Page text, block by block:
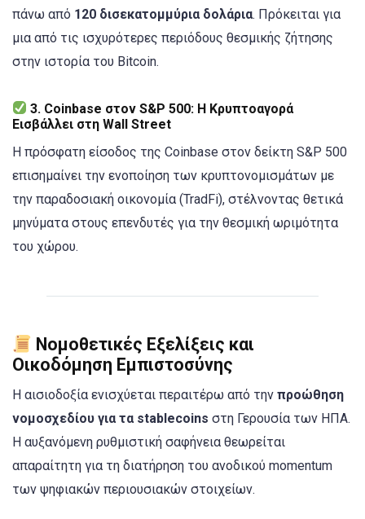
πάνω από 120 δισεκατομμύρια δολάρια. Πρόκειται για
μια από τις ισχυρότερες περιόδους θεσμικής ζήτησης
στην ιστορία του Bitcoin.
3. Coinbase στον S&P 500: Η Κρυπτοαγορά
Εισβάλλει στη Wall Street
Η πρόσφατη είσοδος της Coinbase στον δείκτη S&P 500
επισημαίνει την ενοποίηση των κρυπτονομισμάτων με
την παραδοσιακή οικονομία (TradFi), στέλνοντας θετικά
μηνύματα στους επενδυτές για την θεσμική ωριμότητα
του χώρου.
Νομοθετικές Εξελίξεις και
Οικοδόμηση Εμπιστοσύνης
Η αισιοδοξία ενισχύεται περαιτέρω από την προώθηση
νομοσχεδίου για τα stablecoins στη Γερουσία των ΗΠΑ.
Η αυξανόμενη ρυθμιστική σαφήνεια θεωρείται
απαραίτητη για τη διατήρηση του ανοδικού momentum
των ψηφιακών περιουσιακών στοιχείων.